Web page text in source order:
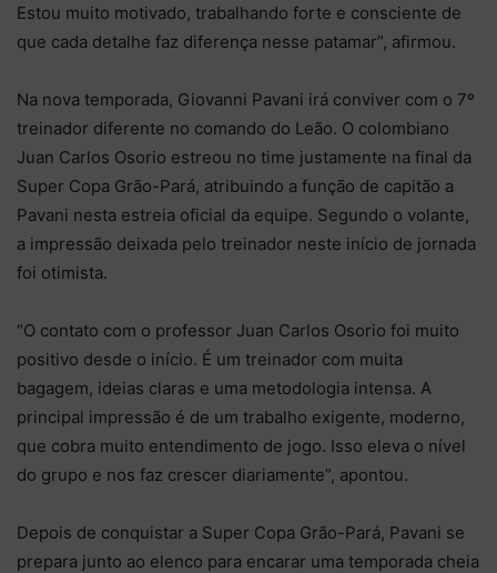
Estou muito motivado, trabalhando forte e consciente de
que cada detalhe faz diferença nesse patamar”, afirmou.
Na nova temporada, Giovanni Pavani irá conviver com o 7º
treinador diferente no comando do Leão. O colombiano
Juan Carlos Osorio estreou no time justamente na final da
Super Copa Grão-Pará, atribuindo a função de capitão a
Pavani nesta estreia oficial da equipe. Segundo o volante,
a impressão deixada pelo treinador neste início de jornada
foi otimista.
“O contato com o professor Juan Carlos Osorio foi muito
positivo desde o início. É um treinador com muita
bagagem, ideias claras e uma metodologia intensa. A
principal impressão é de um trabalho exigente, moderno,
que cobra muito entendimento de jogo. Isso eleva o nível
do grupo e nos faz crescer diariamente”, apontou.
Depois de conquistar a Super Copa Grão-Pará, Pavani se
prepara junto ao elenco para encarar uma temporada cheia